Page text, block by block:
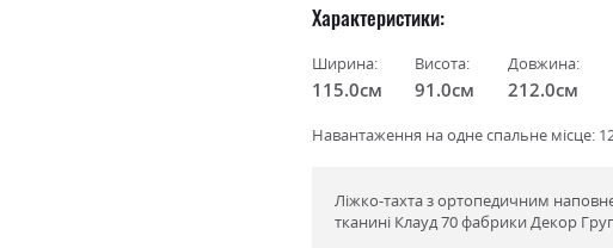
Характеристики
Ширина:
115.0см
Висота:
91.0см
Довжина:
212.0см
Навантаження на одне спальне місце:
Ліжко-тахта з ортопедичним
тканині Клауд 70 фабрики Декор